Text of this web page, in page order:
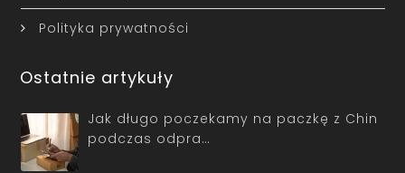
Polityka prywatności
Ostatnie artykuły
Jak długo poczekamy na paczkę z Chin
podczas odpra…